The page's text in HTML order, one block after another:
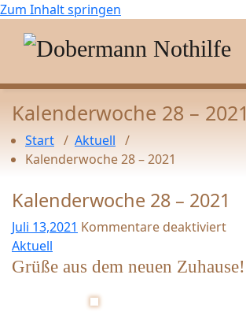
Zum Inhalt springen
Kalenderwoche 28 – 2021
Start / Aktuell /
Kalenderwoche 28 – 2021
Kalenderwoche 28 – 2021
Juli 13,2021 Kommentare deaktiviert
f
ü
Aktuell
Grüße aus dem neuen Zuhause!